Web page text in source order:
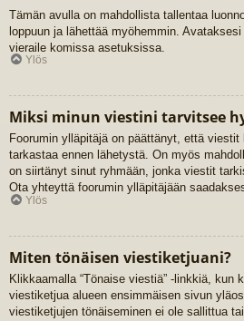
Tämän avulla on mahdollista tallentaa
loppuun ja lähettää myöhemmin.
vieraile komissa asetuksissa.
Ylös
Miksi minun viestini tarvitsee
Foorumin ylläpitäjä on päättänyt, että
tarkastaa ennen lähetystä. On myös
on siirtänyt sinut ryhmään, jonka viestit
Ota yhteyttä foorumin ylläpitäjään
Ylös
Miten tönäisen viestiketjuani?
Klikkaamalla “Tönaise viestiä” -linkkiä, kun
viestiketjua alueen ensimmäisen sivun
viestiketjujen tönäiseminen ei ole sallittua